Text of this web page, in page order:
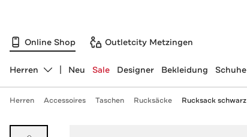
Online Shop Outletcity Metzingen
Abteilung ändern, ausgewählt:
Herren Neu Sale Designer Bekleidung Schuhe
Herren Accessoires Taschen Rucksäcke Rucksack schwarz